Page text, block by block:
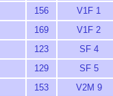
156 V1F 1
169 V1F 2
123 SF 4
129 SF 5
153 V2M 9